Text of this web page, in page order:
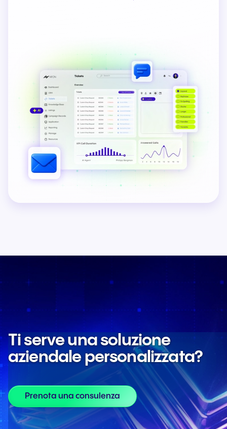
Ti serve una soluzione
aziendale personalizzata?
Prenota una consulenza